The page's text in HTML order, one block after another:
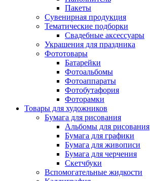
Пакеты
Сувенирная продукция
Тематические подборки
Свадебные аксессуары
Украшения для праздника
Фототовары
Батарейки
Фотоальбомы
Фотоаппараты
Фотобутафория
Фоторамки
Товары для художников
Бумага для рисования
Альбомы для рисования
Бумага для графики
Бумага для живописи
Бумага для черчения
Скетчбуки
Вспомогательные жидкости